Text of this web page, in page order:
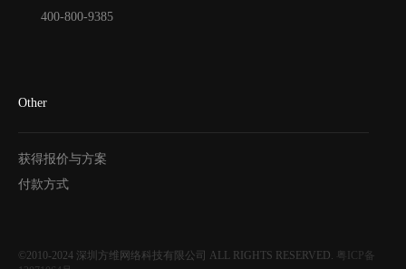
400-800-9385
Other
获得报价与方案
付款方式
©2010-2024 深圳方维网络科技有限公司 ALL RIGHTS RESERVED. 粤ICP备